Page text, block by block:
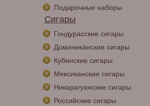
Подарочные наборы
Сигары
Гондурасские сигары
Доминиканские сигары
Кубинские сигары
Мексиканские сигары
Никарагуанские сигары
Российские сигары